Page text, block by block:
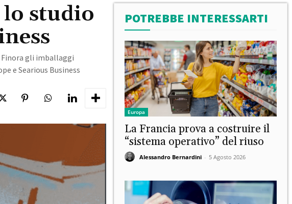
lo studio
Finora gli imballaggi
e Searious Business
POTREBBE INTERESSARTI
Europa
La Francia prova a costruire il
“sistema operativo” del riuso
Alessandro Bernardini - 5 Agosto 2026